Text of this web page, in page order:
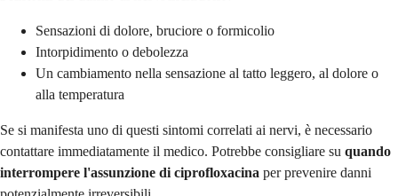
Sensazioni di dolore, bruciore o formicolio
Intorpidimento o debolezza
Un cambiamento nella sensazione al tatto leggero, al dolore o
alla temperatura
Se si manifesta uno di questi sintomi correlati ai nervi, è necessario
contattare immediatamente il medico. Potrebbe consigliare su quando
interrompere l'assunzione di ciprofloxacina per prevenire danni